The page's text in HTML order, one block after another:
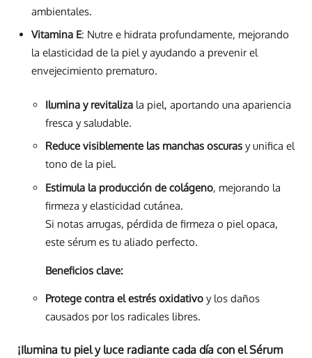
ambientales.
Vitamina E: Nutre e hidrata profundamente, mejorando
la elasticidad de la piel y ayudando a prevenir el
envejecimiento prematuro.
Ilumina y revitaliza la piel, aportando una apariencia
fresca y saludable.
Reduce visiblemente las manchas oscuras y unifica el
tono de la piel.
Estimula la producción de colágeno, mejorando la
firmeza y elasticidad cutánea.
Si notas arrugas, pérdida de firmeza o piel opaca,
este sérum es tu aliado perfecto.
Beneficios clave:
Protege contra el estrés oxidativo y los daños
causados por los radicales libres.
¡Ilumina tu piel y luce radiante cada día con el Sérum